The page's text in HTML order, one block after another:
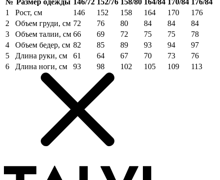
1
Рост, см 146 152 158 164 170
176
2
Объем груди, см 72 76 80 84 84
84
3
Объем талии, см 66 69 72 75 75
78
4
Объем бедер, см 82 85 89 93 94
97
5
Длина руки, см 61 64 67 70 73
76
6
Длина ноги, см 93 98 102 105 109 113